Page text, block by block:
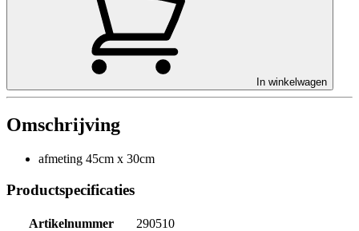
In winkelwagen
Omschrijving
afmeting 45cm x 30cm
Productspecificaties
Artikelnummer
290510